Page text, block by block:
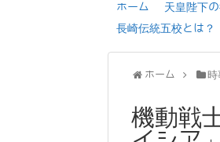
ホーム 天皇陛下
長崎伝統五校とは？
ホーム 時
機動戦